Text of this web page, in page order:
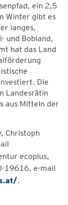
ein 2,5
Winter gibt es
langes,
und Bobland,
hat das Land
Die
Landesrätin
aus Mitteln der
Christoph
ecoplus,
19616, e-mail
.